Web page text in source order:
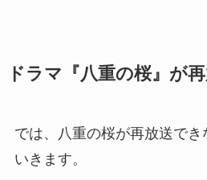
ドラマ『八重の桜』が
では、八重の桜が再放送で
いきます。